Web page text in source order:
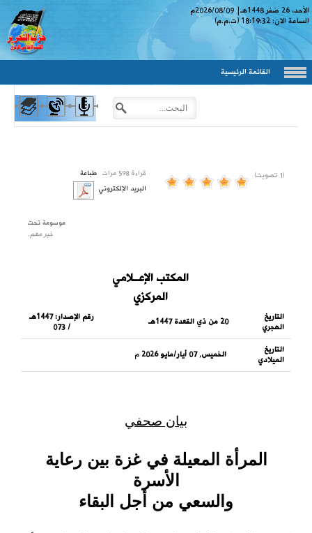
الأحد، 26 صَفر 1448 هـ|
2026/08/09م
الساعة الان:18:19:33(ت.م.م)
القائمة الرئيسية
قراءة 598 مرات
طباعة
البريد الإلكتروني
(1 تصويت)
موسومة تحت
خبر مهم,
المكتب الإعــلامي
المركزي
التاريخ
الهجري
20 من ذي القعدة 1447هـ
رقم الإصدار:
1447هـ
/ 073
التاريخ
الميلادي
الخميس, 07 أيار/مايو 2026 م
بيان صحفي
المرأة المعيلة في غزة بين رعاية
الأسرة
والسعي من أجل البقاء